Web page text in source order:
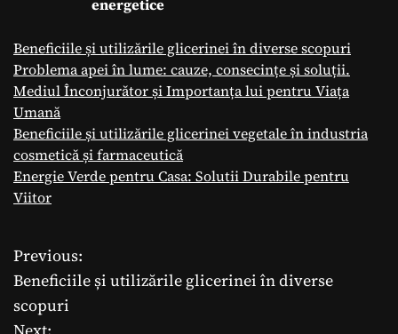
energetice
Beneficiile și utilizările glicerinei în diverse scopuri
Problema apei în lume: cauze, consecințe și soluții.
Mediul Înconjurător și Importanța lui pentru Viața
Umană
Beneficiile și utilizările glicerinei vegetale în industria
cosmetică și farmaceutică
Energie Verde pentru Casa: Solutii Durabile pentru
Viitor
N
a
Previous:
Beneficiile și utilizările glicerinei în diverse
scopuri